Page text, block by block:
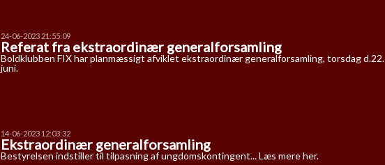
24-06-2023 21:55:09
Referat fra ekstraordinær generalforsamling
Boldklubben FIX har planmæssigt afviklet ekstraordinær generalforsamling, torsdag d.22.
juni.
14-06-2023 12:03:32
Ekstraordinær generalforsamling
Bestyrelsen indstiller til tilpasning af ungdomskontingent... Læs mere her.